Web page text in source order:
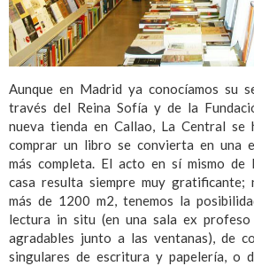
Aunque en Madrid ya conocíamos su
través del Reina Sofía y de la
nueva tienda en Callao, La Central se
comprar un libro se convierta en una
más completa. El acto en sí mismo
casa resulta siempre muy gratificante;
más de 1200 m2, tenemos la
lectura in situ (en una sala ex
agradables junto a las ventanas), de
singulares de escritura y papelería, o